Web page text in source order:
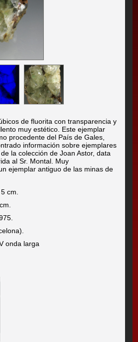
de fluorita con transparencia y
muy estético. Este ejemplar
procedente del País de Gales,
información sobre ejemplares
la colección de Joan Astor, data
al Sr. Montal. Muy
ejemplar antiguo de las minas de
cm.
onda larga